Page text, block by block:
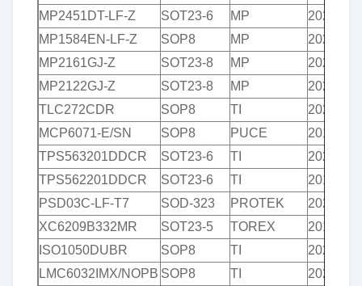
MP2451DT-LF-Z
SOT23-6 MP
2020+
MP1584EN-LF-Z
SOP8 MP
2020+
MP2161GJ-Z
SOT23-8 MP
2020+
MP2122GJ-Z
SOT23-8 MP
2020+
TLC272CDR
SOP8 TI
2020+
MCP6071-E/SN
SOP8 PUCE
2019+
TPS563201DDCR
SOT23-6 TI
2020+
TPS562201DDCR
SOT23-6 TI
2018+
PSD03C-LF-T7
SOD-323 PROTEK
2020+
XC6209B332MR
SOT23-5 TOREX
2017+
ISO1050DUBR
SOP8 TI
2020+
LMC6032IMX/NOPB SOP8 TI
2020+